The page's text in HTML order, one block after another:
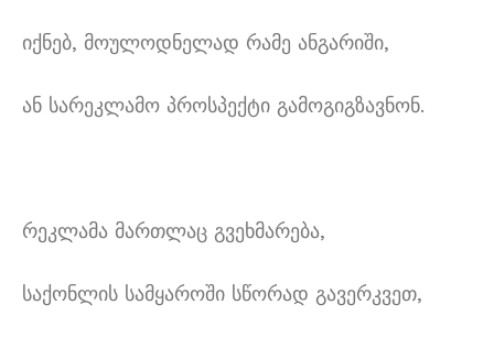
იქნებ, მოულოდნელად რამე ანგარიში,
ან სარეკლამო პროსპექტი გამოგიგზავნონ.
რეკლამა მართლაც გვეხმარება,
საქონლის სამყაროში სწორად გავერკვეთ,